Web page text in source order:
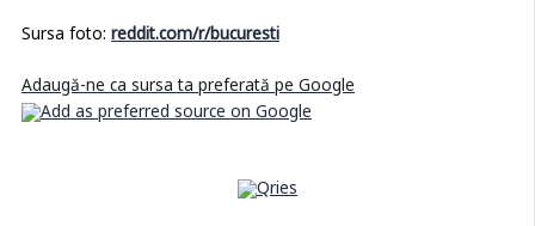
Sursa foto: reddit.com/r/bucuresti
Adaugă-ne ca sursa ta preferată pe Google